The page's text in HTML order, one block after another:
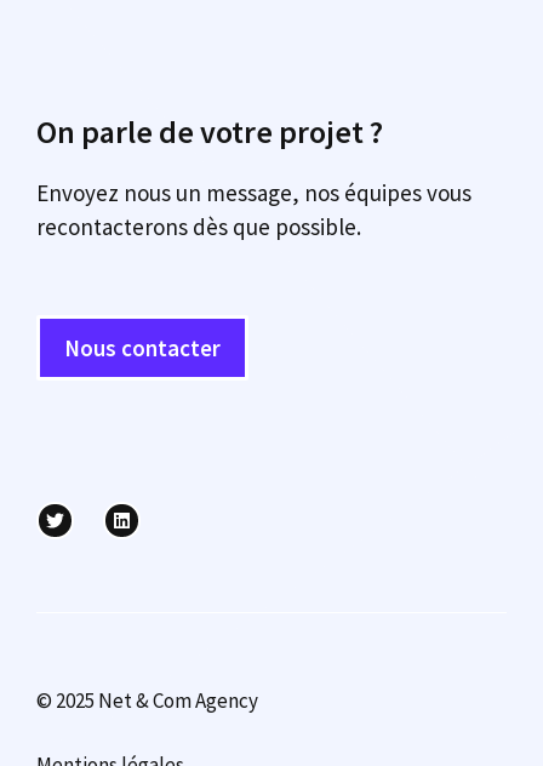
On parle de votre projet ?
Envoyez nous un message, nos équipes vous
recontacterons dès que possible.
Nous contacter
© 2025 Net & Com Agency